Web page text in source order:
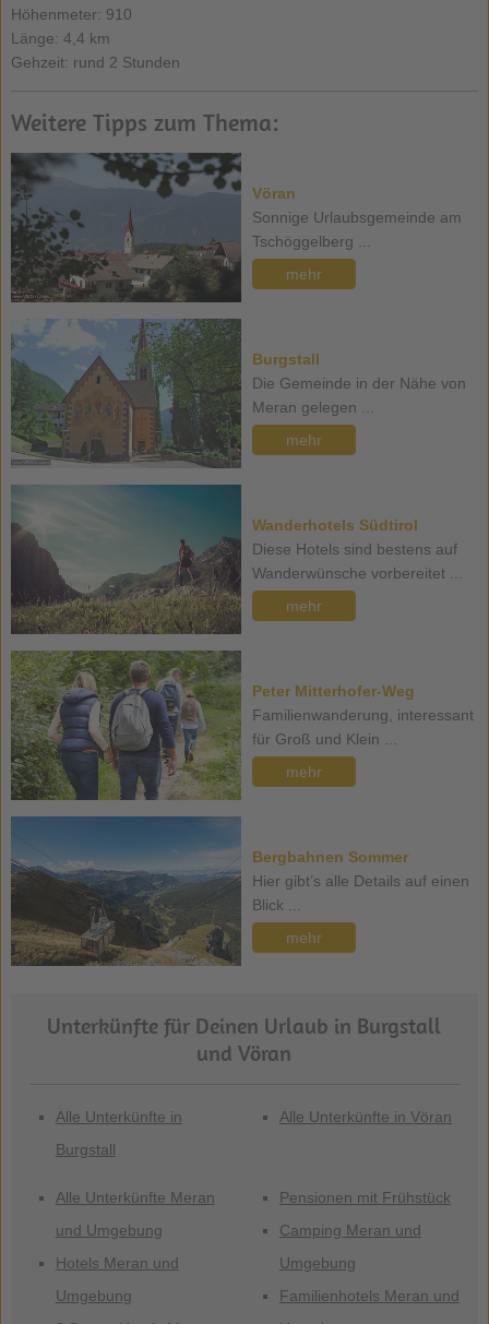
Höhenmeter: 910
Länge: 4,4 km
Gehzeit: rund 2 Stunden
Weitere Tipps zum Thema:
Vöran
Sonnige Urlaubsgemeinde am
Tschöggelberg ...
mehr
Burgstall
Die Gemeinde in der Nähe von
Meran gelegen ...
mehr
Wanderhotels Südtirol
Diese Hotels sind bestens auf
Wanderwünsche vorbereitet ...
mehr
Peter Mitterhofer-Weg
Familienwanderung, interessant
für Groß und Klein ...
mehr
Bergbahnen Sommer
Hier gibt’s alle Details auf einen
Blick ...
mehr
Unterkünfte für Deinen Urlaub in Burgstall
und Vöran
Alle Unterkünfte in
Burgstall
Alle Unterkünfte in Vöran
Alle Unterkünfte Meran
und Umgebung
Hotels Meran und
Umgebung
Pensionen mit Frühstück
Camping Meran und
Umgebung
Familienhotels Meran und